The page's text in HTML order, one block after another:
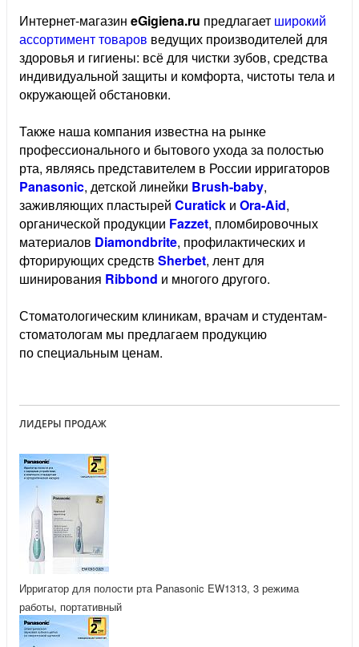
Интернет-магазин eGigiena.ru предлагает широкий
ассортимент товаров ведущих производителей для
здоровья и гигиены: всё для чистки зубов, средства
индивидуальной защиты и комфорта, чистоты тела и
окружающей обстановки.
Также наша компания известна на рынке
профессионального и бытового ухода за полостью
рта, являясь представителем в России ирригаторов
Panasonic, детской линейки Brush-baby,
заживляющих пластырей Curatick и Ora-Aid,
органической продукции Fazzet, пломбировочных
материалов Diamondbrite, профилактических и
фторирующих средств Sherbet, лент для
шинирования Ribbond и многого другого.
Стоматологическим клиникам, врачам и студентам-
стоматологам мы предлагаем продукцию
по специальным ценам.
ЛИДЕРЫ ПРОДАЖ
Ирригатор для полости рта Panasonic EW1313, 3 режима
работы, портативный